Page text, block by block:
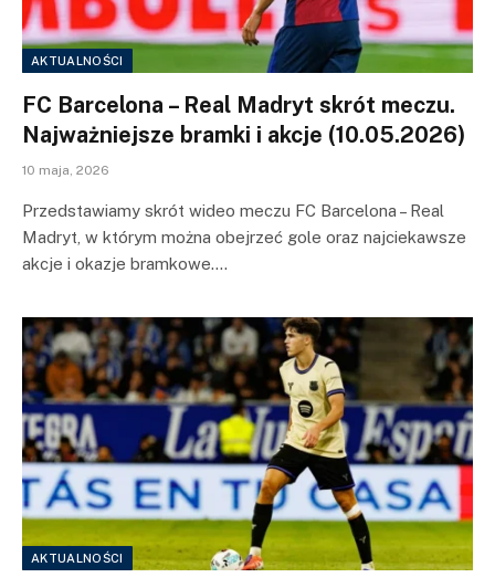
AKTUALNOŚCI
FC Barcelona – Real Madryt skrót meczu.
Najważniejsze bramki i akcje (10.05.2026)
10 maja, 2026
Przedstawiamy skrót wideo meczu FC Barcelona – Real
Madryt, w którym można obejrzeć gole oraz najciekawsze
akcje i okazje bramkowe.…
AKTUALNOŚCI